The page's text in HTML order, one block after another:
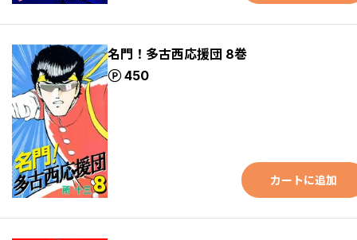
名門！多古西応援団 8巻
450
ポイント
カートに追加